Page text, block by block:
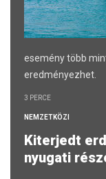
esemény több
eredményezhet.
3 PERCE
NEMZETKÖZI
Kiterjedt
nyugati